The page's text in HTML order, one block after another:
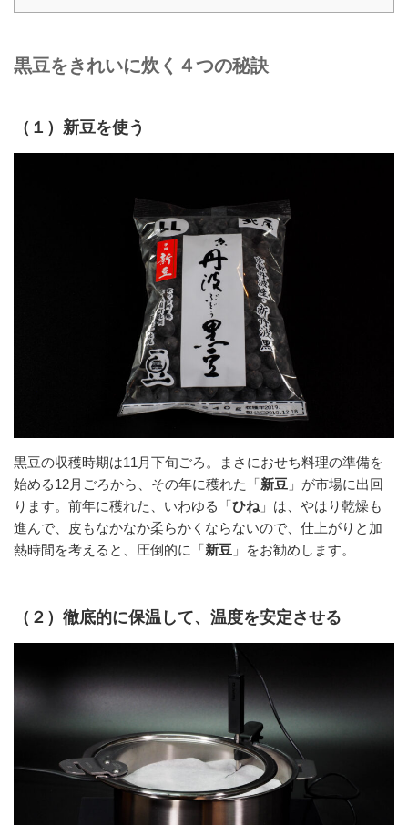
黒豆をきれいに炊く４つの秘訣
（１）新豆を使う
黒豆の収穫時期は11月下旬ごろ。まさにおせち料理の準備を
始める12月ごろから、その年に穫れた「 新豆 」が市場に出回
ります。前年に穫れた、いわゆる「 ひね」は、やはり乾燥も
進んで、皮もなかなか柔らかくならないので、仕上がりと加
熱時間を考えると、圧倒的に「 新豆 」をお勧めします。
（２）徹底的に保温して、温度を安定させる